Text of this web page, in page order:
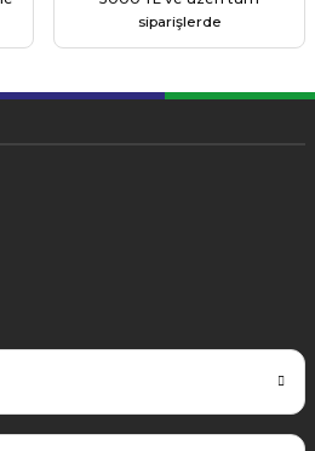
siparişlerde